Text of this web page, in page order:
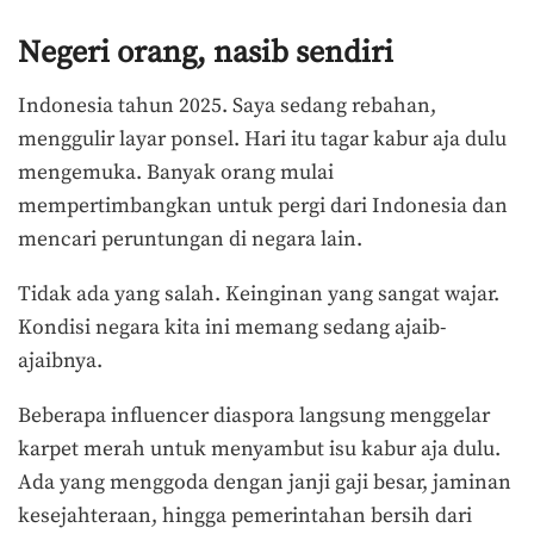
Negeri orang, nasib sendiri
Indonesia tahun 2025. Saya sedang rebahan,
menggulir layar ponsel. Hari itu tagar kabur aja dulu
mengemuka. Banyak orang mulai
mempertimbangkan untuk pergi dari Indonesia dan
mencari peruntungan di negara lain.
Tidak ada yang salah. Keinginan yang sangat wajar.
Kondisi negara kita ini memang sedang ajaib-
ajaibnya.
Beberapa influencer diaspora langsung menggelar
karpet merah untuk menyambut isu kabur aja dulu.
Ada yang menggoda dengan janji gaji besar, jaminan
kesejahteraan, hingga pemerintahan bersih dari